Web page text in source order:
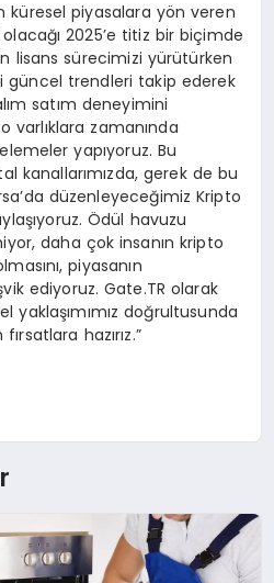
küresel piyasalara yön veren
2025’e titiz bir biçimde
lisans sürecimizi yürütürken
güncel trendleri takip ederek
satım deneyimini
varlıklara zamanında
yapıyoruz. Bu
kanallarımızda, gerek de bu
düzenleyeceğimiz Kripto
Ödül havuzu
daha çok insanın kripto
piyasanın
ediyoruz. Gate.TR olarak
yaklaşımımız doğrultusunda
hazırız.”